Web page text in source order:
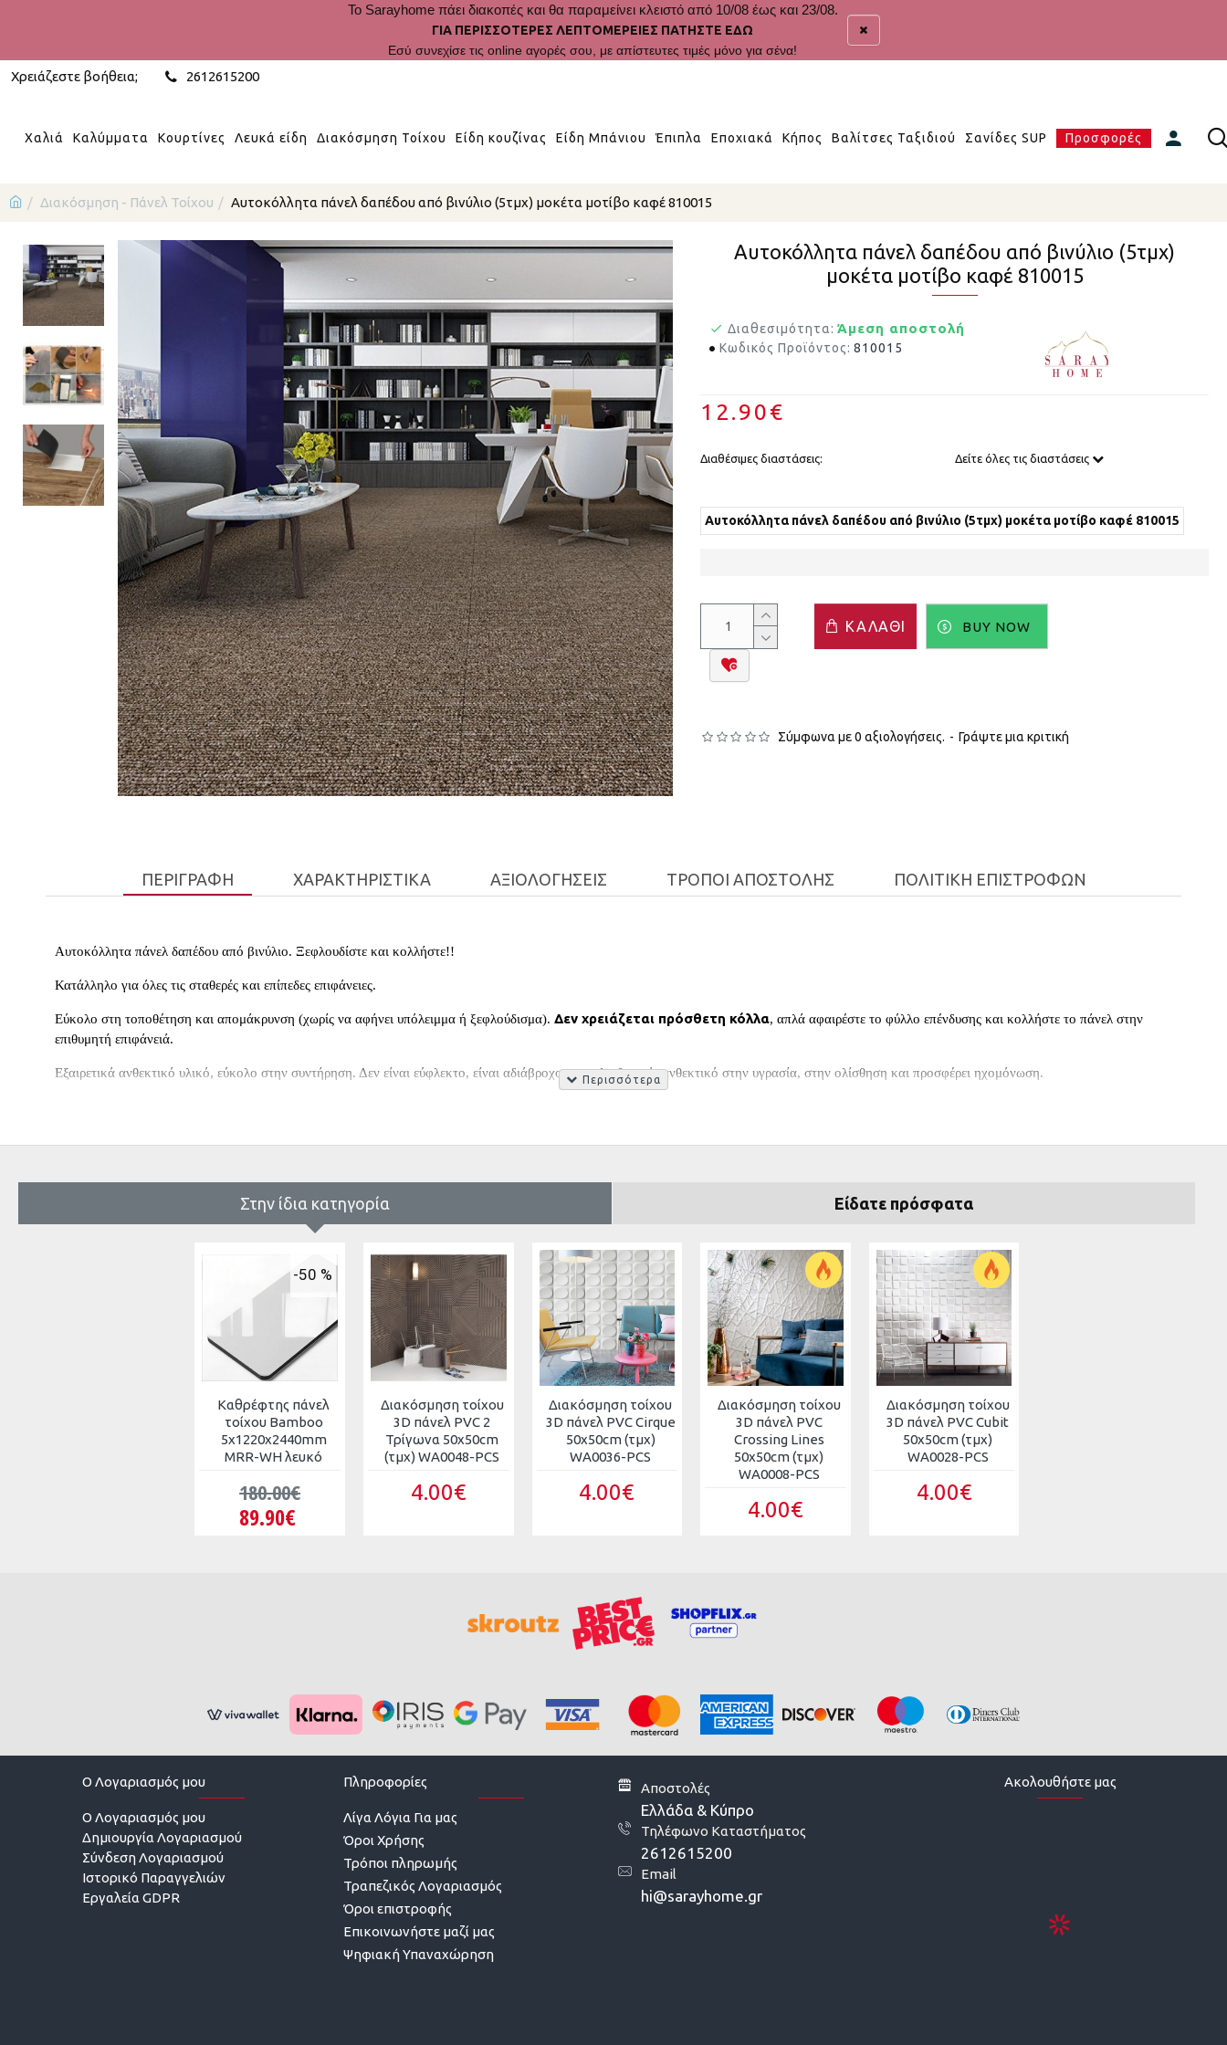
Το Sarayhome πάει διακοπές και θα παραμείνει κλειστό από 10/08 έως και 23/08.
ΓΙΑ ΠΕΡΙΣΣΟΤΕΡΕΣ ΛΕΠΤΟΜΕΡΕΙΕΣ ΠΑΤΗΣΤΕ ΕΔΩ
Εσύ συνεχίσε τις online αγορές σου, με απίστευτες τιμές μόνο για σένα!
Χρειάζεστε βοήθεια; 2612615200
Χαλιά Καλύμματα Κουρτίνες Λευκά είδη Διακόσμηση Τοίχου Είδη κουζίνας Είδη Μπάνιου Έπιπλα Εποχιακά Κήπος Βαλίτσες Ταξιδιού Σανίδες SUP Προσφορές
Διακόσμηση - Πάνελ Τοίχου Αυτοκόλλητα πάνελ δαπέδου από βινύλιο (5τμχ) μοκέτα μοτίβο καφέ 810015
Αυτοκόλλητα πάνελ δαπέδου από βινύλιο (5τμχ)
μοκέτα μοτίβο καφέ 810015
Σύμφωνα με 0 αξιολογήσεις. - Γράψτε μια κριτική
12.90€
Διαθεσιμότητα: Άμεση αποστολή
Κωδικός Προϊόντος: 810015
Διαθέσιμες διαστάσεις: Δείτε όλες τις διαστάσεις
Αυτοκόλλητα πάνελ δαπέδου από βινύλιο (5τμχ) μοκέτα μοτίβο καφέ 810015
ΚΑΛΆΘΙ BUY NOW
ΠΕΡΙΓΡΑΦΉ ΧΑΡΑΚΤΗΡΙΣΤΙΚΆ ΑΞΙΟΛΟΓΉΣΕΙΣ ΤΡΌΠΟΙ ΑΠΟΣΤΟΛΉΣ ΠΟΛΙΤΙΚΉ ΕΠΙΣΤΡΟΦΏΝ
Αυτοκόλλητα πάνελ δαπέδου από βινύλιο. Ξεφλουδίστε και κολλήστε!!
Κατάλληλο για όλες τις σταθερές και επίπεδες επιφάνειες.
Εύκολο στη τοποθέτηση και απομάκρυνση (χωρίς να αφήνει υπόλειμμα ή ξεφλούδισμα). Δεν χρειάζεται πρόσθετη κόλλα, απλά αφαιρέστε το φύλλο επένδυσης και κολλήστε το πάνελ στην
επιθυμητή επιφάνειά.
Εξαιρετικά ανθεκτικό υλικό, εύκολο στην συντήρηση. Δεν είναι εύφλεκτο, είναι αδιάβροχο, αντιολισθητικό, ανθεκτικό στην υγρασία, στην ολίσθηση και προσφέρει ηχομόνωση.
457.2mm x 457.2mm, | Η συσκευασία διαθέτει 5 πλακίδια τα οποία αντιστοιχούν στο περίπου σε
.................................................................
Στην ίδια κατηγορία Είδατε πρόσφατα
-50 %
Καθρέφτης πάνελ
τοίχου Bamboo
5x1220x2440mm
MRR-WH λευκό
89.90€
180.00€
Διακόσμηση τοίχου
3D πάνελ PVC 2
Τρίγωνα 50x50cm
(τμχ) WA0048-PCS
4.00€
Διακόσμηση τοίχου
3D πάνελ PVC Cirque
50x50cm (τμχ)
WA0036-PCS
4.00€
Διακόσμηση τοίχου
3D πάνελ PVC
Crossing Lines
50x50cm (τμχ)
WA0008-PCS
4.00€
Διακόσμηση τοίχου
3D πάνελ PVC Cubit
50x50cm (τμχ)
WA0028-PCS
4.00€
O Λογαριασμός μου
O Λογαριασμός μου
Δημιουργία Λογαριασμού
Σύνδεση Λογαριασμού
Ιστορικό Παραγγελιών
Εργαλεία GDPR
Πληροφορίες
Λίγα Λόγια Για μας
Όροι Χρήσης
Τρόποι πληρωμής
Τραπεζικός Λογαριασμός
Όροι επιστροφής
Επικοινωνήστε μαζί μας
Ψηφιακή Υπαναχώρηση
Αποστολές
Ελλάδα & Κύπρο
Τηλέφωνο Καταστήματος
2612615200
Email
hi@sarayhome.gr
Ακολουθήστε μας